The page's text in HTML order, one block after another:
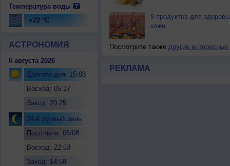
Температура воды
+22 °C
АСТРОНОМИЯ
6 августа 2026
Долгота дня: 15:08
Восход: 05:17
Заход: 20:25
24-й лунный день
Посл.четв. 06/08
Восход: 22:53
Заход: 14:58
9 продуктов для
кожи
Посмотрите также другие интересные
РЕКЛАМА